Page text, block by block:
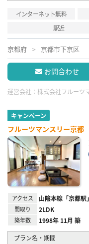
インターネット無料
駅近
京都府 京都市下京区
お問合わせ
運営会社： 株式会社フルーツ
キャンペーン
フルーツマンスリー京
アクセス 山陰本線「京都駅
間取り 2LDK
築年数 1998年 11月 築
プラン名・期間